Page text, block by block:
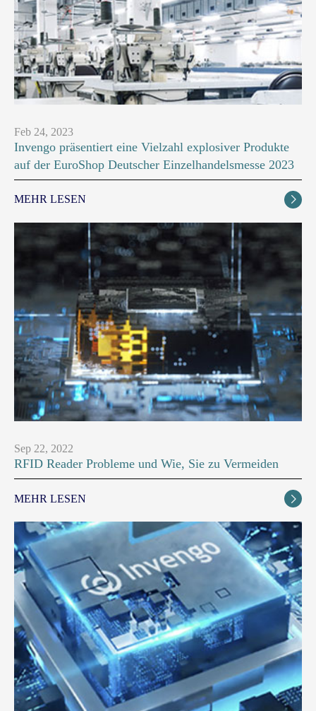
Feb 24, 2023
Invengo präsentiert eine Vielzahl explosiver Produkte
auf der EuroShop Deutscher Einzelhandelsmesse 2023
MEHR LESEN 
Sep 22, 2022
RFID Reader Probleme und Wie, Sie zu Vermeiden
MEHR LESEN 